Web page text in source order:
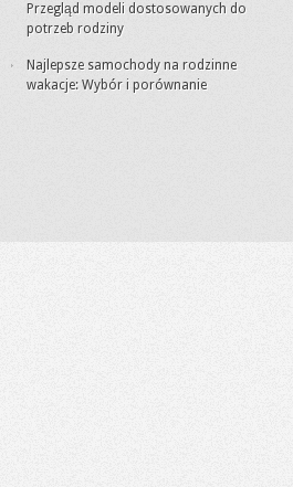
Przegląd modeli dostosowanych do
potrzeb rodziny
Najlepsze samochody na rodzinne
wakacje: Wybór i porównanie